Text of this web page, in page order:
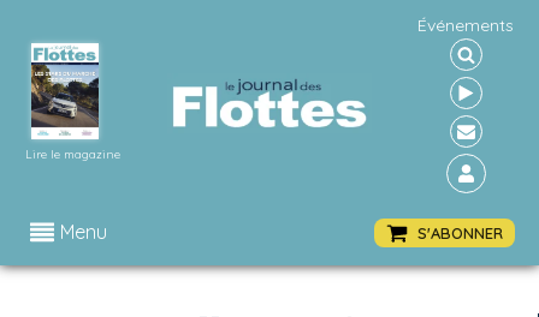
Lire le magazine
Événements
Menu S'ABONNER